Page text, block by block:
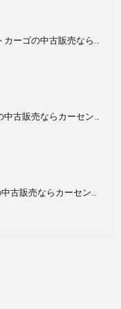
ダイハツ・ハイゼットカーゴの中古販売ならカーセンター岸和田！
マツダ・スピアーノの中古販売ならカーセンター岸和田！
マツダ・AZ-ワゴンの中古販売ならカーセンター岸和田！